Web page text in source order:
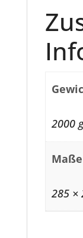
Spielen
2024
Menge
2000
Maße
285 ×